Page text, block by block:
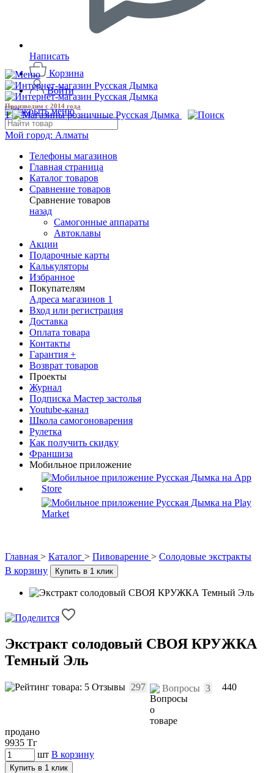
Написать
Корзина
Войти
Производим с 2014 года
1
Мой город: Алматы
Телефоны магазинов
Главная страница
Каталог товаров
Сравнение товаров
Сравнение товаров
назад
Самогонные аппараты
Автоклавы
Акции
Подарочные карты
Калькуляторы
Избранное
Покупателям
Адреса магазинов 1
Вход или регистрация
Доставка
Оплата товара
Контакты
Гарантия +
Возврат товаров
Проекты
Журнал
Подписка Мастер застолья
Youtube-канал
Школа самогоноварения
Рулетка
Как получить скидку
Франшиза
Мобильное приложение
Главная > Каталог > Пивоварение > Солодовые экстракты
В корзину
Купить в 1 клик
Экстракт солодовый СВОЯ КРУЖКА
Темный Эль
Отзывы 297 Вопросы 3 440
продано
9935 Тг
шт В корзину
Купить в 1 клик